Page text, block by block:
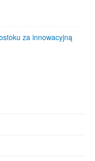
za innowacyjną